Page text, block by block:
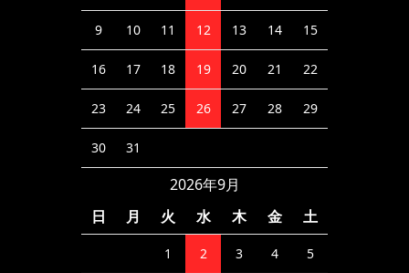
9 10 11 12 13 14 15
16 17 18 19 20 21 22
23 24 25 26 27 28 29
30 31
2026年9月
日
月 火 水 木 金 土
1 2 3 4 5